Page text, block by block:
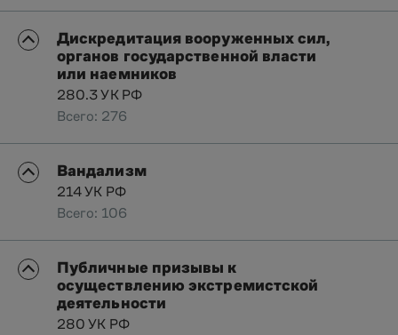
Дискредитация вооруженных сил,
органов государственной власти
или наемников
280.3 УК РФ
Всего: 276
Вандализм
214 УК РФ
Всего: 106
Публичные призывы к
осуществлению экстремистской
деятельности
280 УК РФ